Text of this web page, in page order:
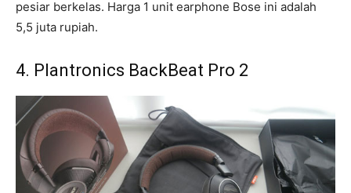
pesiar berkelas. Harga 1 unit earphone Bose ini adalah
5,5 juta rupiah.
4. Plantronics BackBeat Pro 2